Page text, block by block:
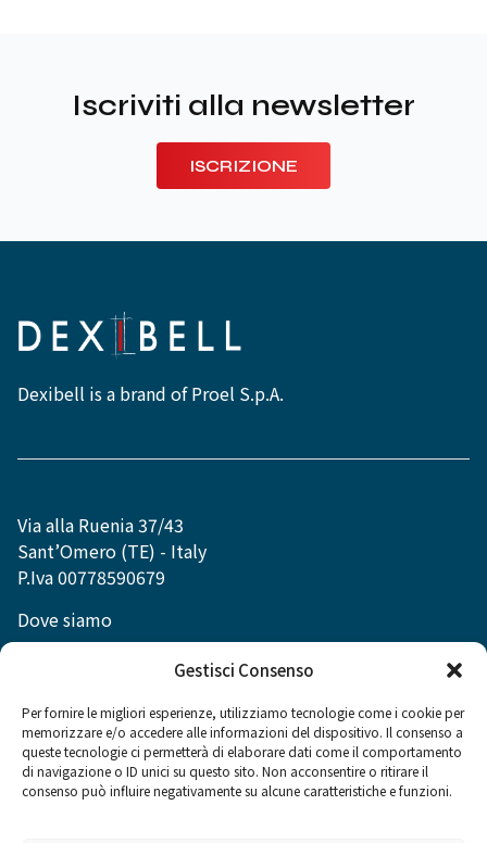
Gestisci Consenso
Per fornire le migliori esperienze, utilizziamo tecnologie come i cookie per
memorizzare e/o accedere alle informazioni del dispositivo. Il consenso a
queste tecnologie ci permetterà di elaborare dati come il comportamento
di navigazione o ID unici su questo sito. Non acconsentire o ritirare il
consenso può influire negativamente su alcune caratteristiche e funzioni.
Iscriviti alla newsletter
ISCRIZIONE
Dexibell is a brand of Proel S.p.A.
Via alla Ruenia 37/43
Sant’Omero (TE) - Italy
P.Iva 00778590679
Dove siamo
Social